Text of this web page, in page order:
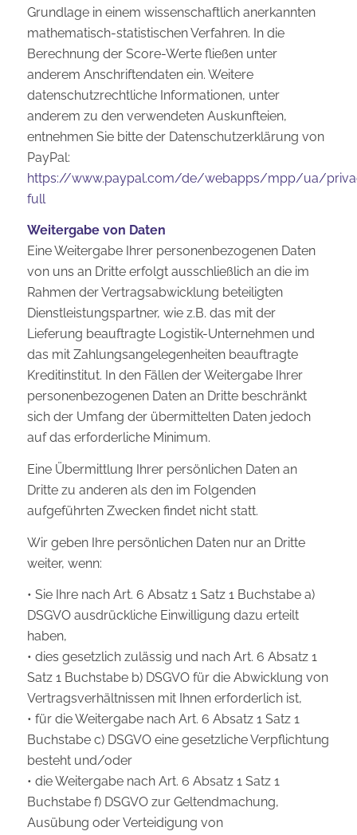
Grundlage in einem wissenschaftlich anerkannten
mathematisch-statistischen Verfahren. In die
Berechnung der Score-Werte fließen unter
anderem Anschriftendaten ein. Weitere
datenschutzrechtliche Informationen, unter
anderem zu den verwendeten Auskunfteien,
entnehmen Sie bitte der Datenschutzerklärung von
PayPal:
https://www.paypal.com/de/webapps/mpp/ua/
full
Weitergabe von Daten
Eine Weitergabe Ihrer personenbezogenen Daten
von uns an Dritte erfolgt ausschließlich an die im
Rahmen der Vertragsabwicklung beteiligten
Dienstleistungspartner, wie z.B. das mit der
Lieferung beauftragte Logistik-Unternehmen und
das mit Zahlungsangelegenheiten beauftragte
Kreditinstitut. In den Fällen der Weitergabe Ihrer
personenbezogenen Daten an Dritte beschränkt
sich der Umfang der übermittelten Daten jedoch
auf das erforderliche Minimum.
Eine Übermittlung Ihrer persönlichen Daten an
Dritte zu anderen als den im Folgenden
aufgeführten Zwecken findet nicht statt.
Wir geben Ihre persönlichen Daten nur an Dritte
weiter, wenn:
• Sie Ihre nach Art. 6 Absatz 1 Satz 1 Buchstabe a)
DSGVO ausdrückliche Einwilligung dazu erteilt
haben,
• dies gesetzlich zulässig und nach Art. 6 Absatz 1
Satz 1 Buchstabe b) DSGVO für die Abwicklung von
Vertragsverhältnissen mit Ihnen erforderlich ist,
• für die Weitergabe nach Art. 6 Absatz 1 Satz 1
Buchstabe c) DSGVO eine gesetzliche Verpflichtung
besteht und/oder
• die Weitergabe nach Art. 6 Absatz 1 Satz 1
Buchstabe f) DSGVO zur Geltendmachung,
Ausübung oder Verteidigung von